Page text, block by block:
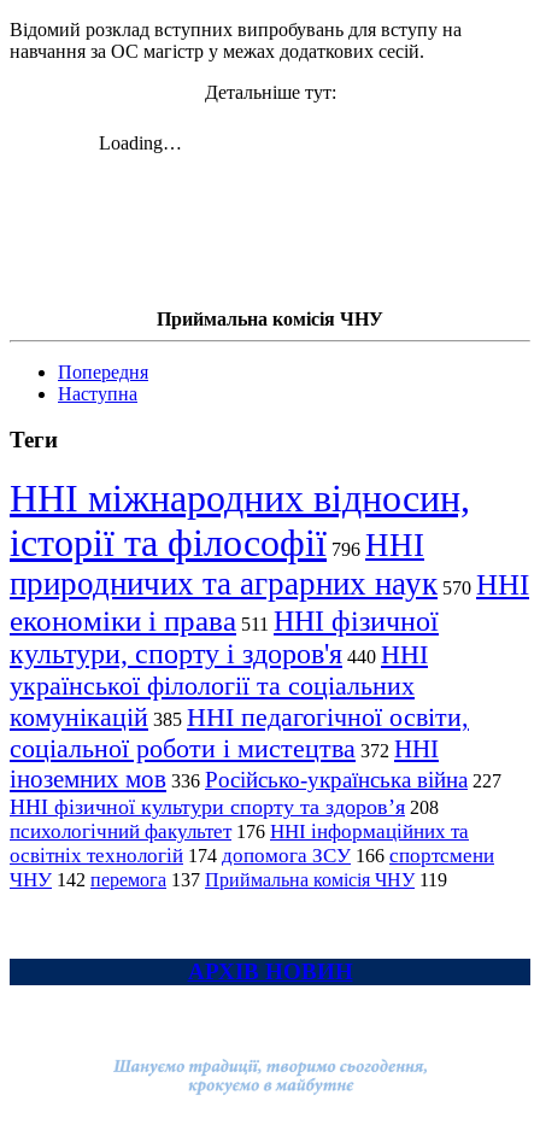
Відомий розклад вступних випробувань для вступу на
навчання за ОС магістр у межах додаткових сесій.
Детальніше тут:
Приймальна комісія ЧНУ
Попередня
Наступна
Теги
ННІ міжнародних відносин,
історії та філософії 796 ННІ
природничих та аграрних наук 570 ННІ
економіки і права 511 ННІ фізичної
культури, спорту і здоров'я 440 ННІ
української філології та соціальних
комунікацій 385 ННІ педагогічної освіти,
соціальної роботи і мистецтва 372 ННІ
іноземних мов 336 Російсько-українська війна 227
ННІ фізичної культури спорту та здоров’я 208
психологічний факультет 176 ННІ інформаційних та
освітніх технологій 174 допомога ЗСУ 166 спортсмени
ЧНУ 142 перемога 137 Приймальна комісія ЧНУ 119
АРХІВ НОВИН